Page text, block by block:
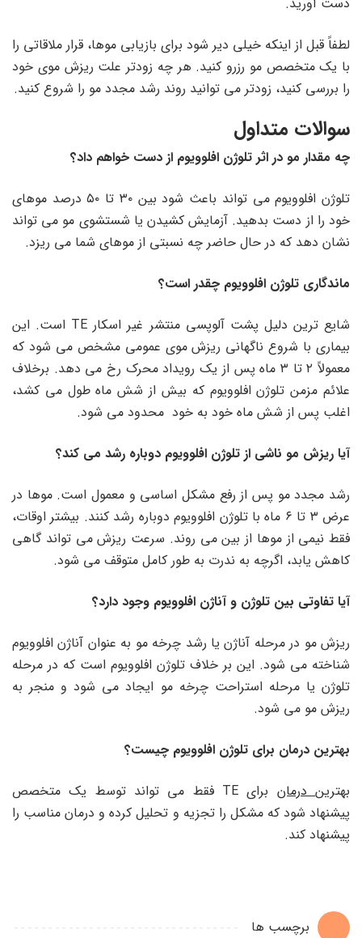
لطفاً قبل از اینکه خیلی دیر شود برای بازیابی موها، قرار ملاقاتی را
با یک متخصص مو رزرو کنید. هر چه زودتر علت ریزش موی خود
را بررسی کنید، زودتر می توانید روند رشد مجدد مو را شروع کنید.
سوالات متداول
چه مقدار مو در اثر تلوژن افلوویوم از دست خواهم داد؟
تلوژن افلوویوم می تواند باعث شود بین ۳۰ تا ۵۰ درصد موهای
خود را از دست بدهید. آزمایش کشیدن یا شستشوی مو می تواند
نشان دهد که در حال حاضر چه نسبتی از موهای شما می ریزد.
ماندگاری تلوژن افلوویوم چقدر است؟
شایع ترین دلیل پشت آلوپسی منتشر غیر اسکار TE است. این
بیماری با شروع ناگهانی ریزش موی عمومی مشخص می شود که
معمولاً ۲ تا ۳ ماه پس از یک رویداد محرک رخ می دهد. برخلاف
علائم مزمن تلوژن افلوویوم که بیش از شش ماه طول می کشد،
اغلب پس از شش ماه خود به خود محدود می شود.
آیا ریزش مو ناشی از تلوژن افلوویوم دوباره رشد می کند؟
رشد مجدد مو پس از رفع مشکل اساسی و معمول است. موها در
عرض ۳ تا ۶ ماه با تلوژن افلوویوم دوباره رشد کنند. بیشتر اوقات،
فقط نیمی از موها از بین می روند. سرعت ریزش می تواند گاهی
کاهش یابد، اگرچه به ندرت به طور کامل متوقف می شود.
آیا تفاوتی بین تلوژن و آناژن افلوویوم وجود دارد؟
ریزش مو در مرحله آناژن یا رشد چرخه مو به عنوان آناژن افلوویوم
شناخته می شود. این بر خلاف تلوژن افلوویوم است که در مرحله
تلوژن یا مرحله استراحت چرخه مو ایجاد می شود و منجر به
ریزش مو می شود.
بهترین درمان برای تلوژن افلوویوم چیست؟
بهتریندرمان
برای TE فقط می تواند توسط یک متخصص
پیشنهاد شود که مشکل را تجزیه و تحلیل کرده و درمان مناسب را
پیشنهاد کند.
برچسب ها